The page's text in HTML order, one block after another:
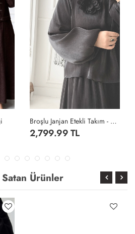
Broşlu Janjan Etekli Takım - Siyah
2,799.99 TL
Ürünler